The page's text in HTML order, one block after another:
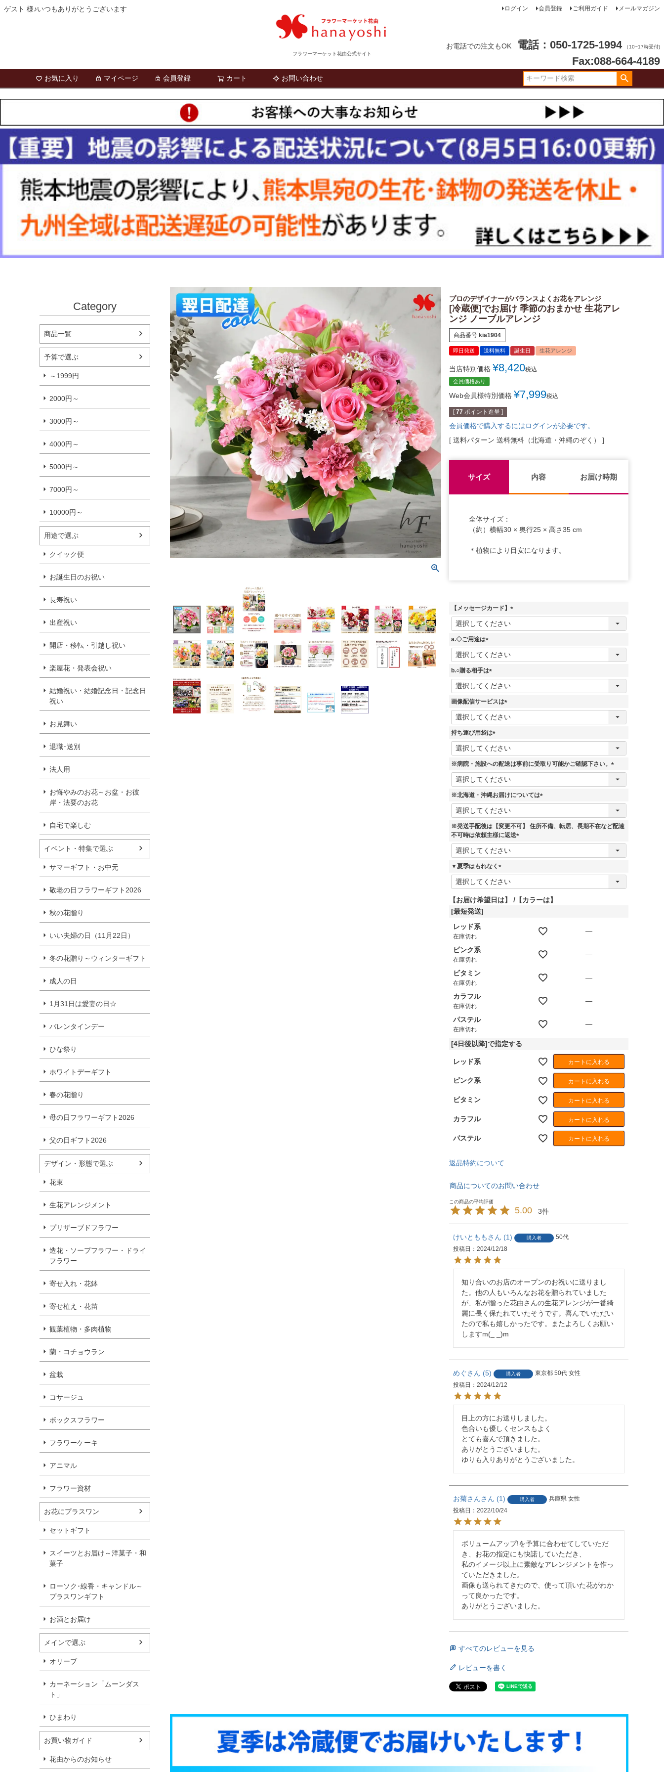
ゲスト 様♪いつもありがとうございます
フラワーマーケット花由公式サイト
ログイン 会員登録 ご利用ガイド メールマガジン
お電話での注文もOK 電話：050-1725-1994 （10~17時受付)
Fax:088-664-4189
お気に入り マイページ 会員登録 カート お問い合わせ
Category
商品一覧
予算で選ぶ
～1999円
2000円～
3000円～
4000円～
5000円～
7000円～
10000円～
用途で選ぶ
クイック便
お誕生日のお祝い
長寿祝い
出産祝い
開店・移転・引越し祝い
楽屋花・発表会祝い
結婚祝い・結婚記念日・記念日
祝い
お見舞い
退職･送別
法人用
お悔やみのお花～お盆・お彼
岸・法要のお花
自宅で楽しむ
イベント・特集で選ぶ
サマーギフト・お中元
敬老の日フラワーギフト2026
秋の花贈り
いい夫婦の日（11月22日）
冬の花贈り～ウィンターギフト
成人の日
1月31日は愛妻の日☆
バレンタインデー
ひな祭り
ホワイトデーギフト
春の花贈り
母の日フラワーギフト2026
父の日ギフト2026
デザイン・形態で選ぶ
花束
生花アレンジメント
プリザーブドフラワー
造花・ソープフラワー・ドライ
フラワー
寄せ入れ・花鉢
寄せ植え・花苗
観葉植物・多肉植物
蘭・コチョウラン
盆栽
コサージュ
ボックスフラワー
フラワーケーキ
アニマル
フラワー資材
お花にプラスワン
セットギフト
スイーツとお届け～洋菓子・和
菓子
ローソク･線香・キャンドル～
プラスワンギフト
お酒とお届け
メインで選ぶ
オリーブ
カーネーション「ムーンダス
ト」
ひまわり
お買い物ガイド
花由からのお知らせ
プロのデザイナーがバランスよくお花をアレンジ
[冷蔵便]でお届け 季節のおまかせ 生花アレ
ンジ ノーブルアレンジ
商品番号 kia1904
即日発送 送料無料 誕生日 生花アレンジ
当店特別価格 ¥8,420税込
会員価格あり
Web会員様特別価格 ¥7,999税込
[ 77 ポイント進呈 ]
会員価格で購入するにはログインが必要です。
送料パターン 送料無料（北海道・沖縄のぞく）
サイズ 内容 お届け時期
全体サイズ：
（約）横幅30 × 奥行25 × 高さ35 cm
＊植物により目安になります。
【メッセージカード】
(
a.◇ご用途は
(
必
須
b.○贈る相手は
(
必
須
画像配信サービスは
(
必
持ち運び用袋は
(
必
須
※病院・施設への配送は事前に受取り可能かご確認下さい。
(
※北海道・沖縄お届けについては
(
須
※発送手配後は【変更不可】 住所不備、転居、長期不在など配達
不可時は依頼主様に返送
(
▼夏季はもれなく
(
必
)
【お届け希望日は】
【カラーは】
[最短発送]
レッド系
在庫切れ
—
ピンク系
在庫切れ
—
ビタミン
在庫切れ
—
カラフル
在庫切れ
—
パステル
在庫切れ
—
[4日後以降]で指定する
レッド系 カートに入れる
ピンク系 カートに入れる
ビタミン カートに入れる
カラフル カートに入れる
パステル カートに入れる
返品特約について
商品についてのお問い合わせ
5.00 3
けいともも 1 購入者
50代
投稿日
2024/12/18
知り合いのお店のオープンのお祝いに送りまし
た。他の人もいろんなお花を贈られていました
が、私が贈った花由さんの生花アレンジが一番綺
麗に長く保たれていたそうです。喜んでいただい
たので私も嬉しかったです。またよろしくお願い
しますm(_ _)m
めぐ 5 購入者 東京都 50代 女性
投稿日
2024/12/12
目上の方にお送りしました。
色合いも優しくセンスもよく
とても喜んで頂きました。
ありがとうございました。
ゆりも入りありがとうございました。
お菊さん 1 購入者 兵庫県 女性
投稿日
2022/10/24
ボリュームアップ!を予算に合わせてしていただ
き、お花の指定にも快諾していただき、
私のイメージ以上に素敵なアレンジメントを作っ
ていただきました。
画像も送られてきたので、使って頂いた花がわか
って良かったです。
ありがとうございました。
すべてのレビューを見る
レビューを書く